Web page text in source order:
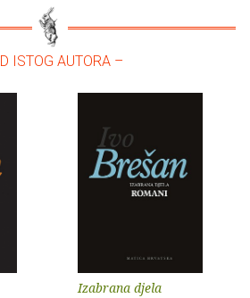
ISTOG AUTORA –
Izabrana djela